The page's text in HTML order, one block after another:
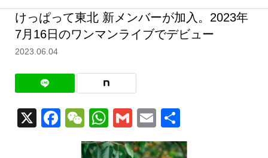
けっぱって東北 新メンバーが加入。2023年
7月16日のワンマンライブでデビュー
2023.06.04
X Facebook
WeChat
WhatsApp
GmailEmail
有